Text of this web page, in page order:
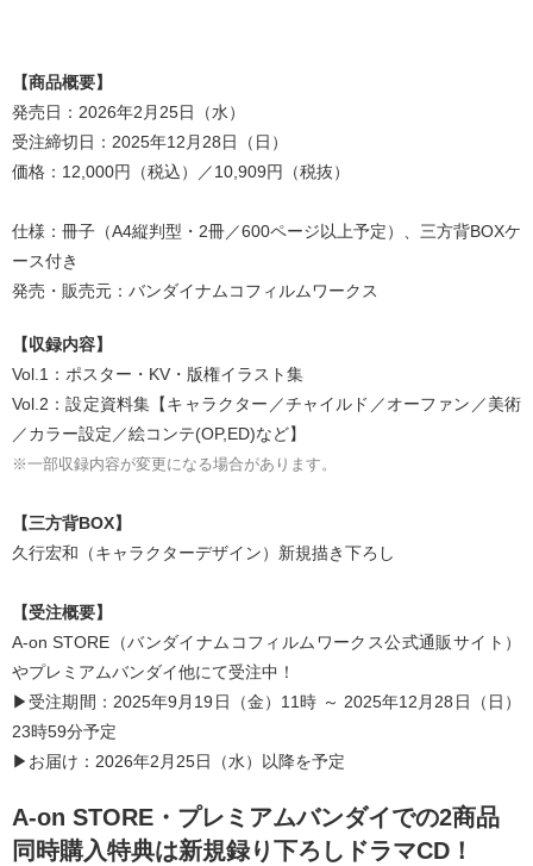
【商品概要】
発売日：2026年2月25日（水）
受注締切日：2025年12月28日（日）
価格：12,000円（税込）／10,909円（税抜）
仕様：冊子（A4縦判型・2冊／600ページ以上予定）、三方背BOXケ
ース付き
発売・販売元：バンダイナムコフィルムワークス
【収録内容】
Vol.1：ポスター・KV・版権イラスト集
Vol.2：設定資料集【キャラクター／チャイルド／オーファン／美術
／カラー設定／絵コンテ(OP,ED)など】
※一部収録内容が変更になる場合があります。
【三方背BOX】
久行宏和（キャラクターデザイン）新規描き下ろし
【受注概要】
A-on STORE（バンダイナムコフィルムワークス公式通販サイト）
やプレミアムバンダイ他にて受注中！
▶受注期間：2025年9月19日（金）11時 ～ 2025年12月28日（日）
23時59分予定
▶お届け：2026年2月25日（水）以降を予定
A-on STORE・プレミアムバンダイでの2商品
同時購入特典は新規録り下ろしドラマCD！